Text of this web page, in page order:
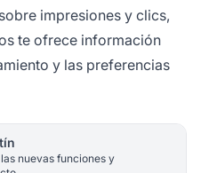
impresiones y clics,
te ofrece información
y las preferencias
nuevas funciones y